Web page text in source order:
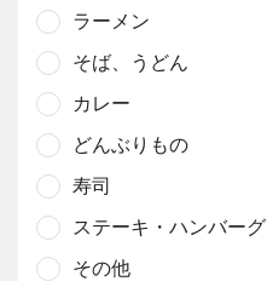
ラーメン
そば、うどん
カレー
どんぶりもの
寿司
ステーキ・ハンバーグ
その他